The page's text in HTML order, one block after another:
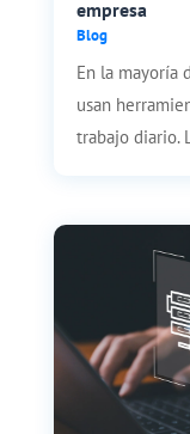
empresa
Blog
En la mayoría
usan
trabajo diario.